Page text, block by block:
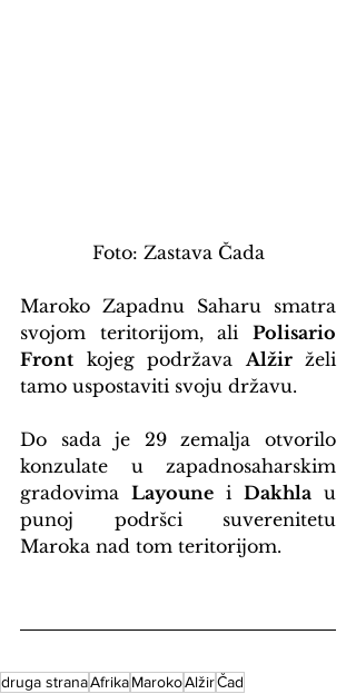
Foto: Zastava Čada
Maroko Zapadnu Saharu smatra
svojom teritorijom, ali Polisario
Front kojeg podržava Alžir želi
tamo uspostaviti svoju državu.
Do sada je 29 zemalja otvorilo
konzulate u zapadnosaharskim
gradovima Layoune i Dakhla u
punoj podršci suverenitetu
Maroka nad tom teritorijom.
druga stranaAfrikaMarokoAlžirČad